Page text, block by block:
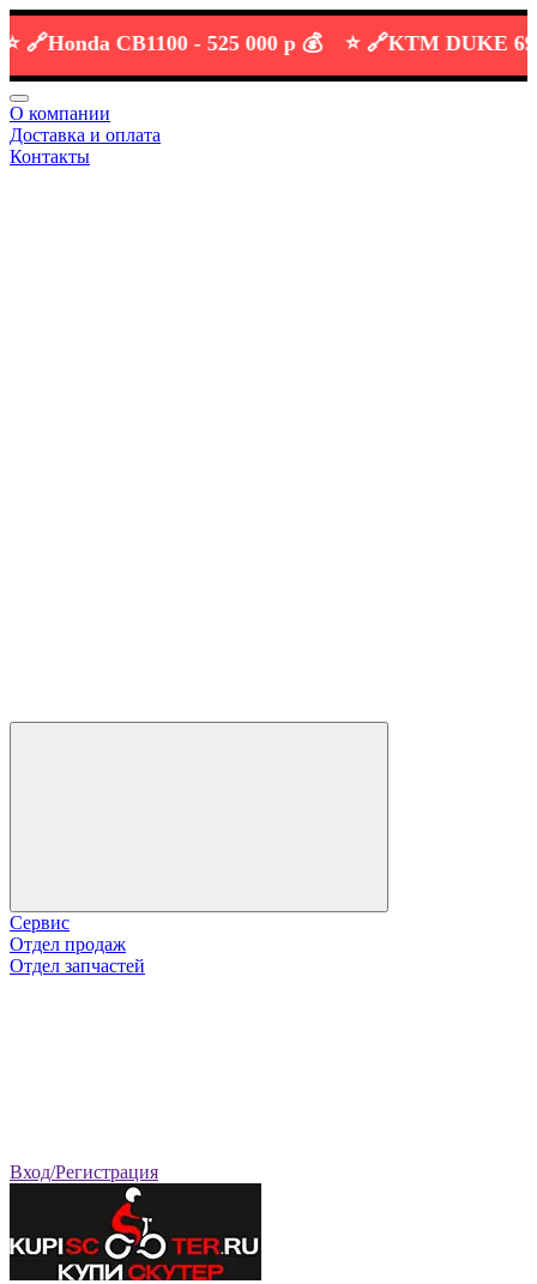
CB1100 -525 000 р 💰 ⭐️ 🔗 KTM DUKE 690 -
О компании
Доставка и оплата
Контакты
Сервис
Отдел продаж
Отдел запчастей
Вход/Регистрация